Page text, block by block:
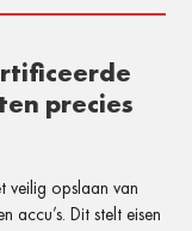
precies
veilig opslaan van
accu’s. Dit stelt eisen